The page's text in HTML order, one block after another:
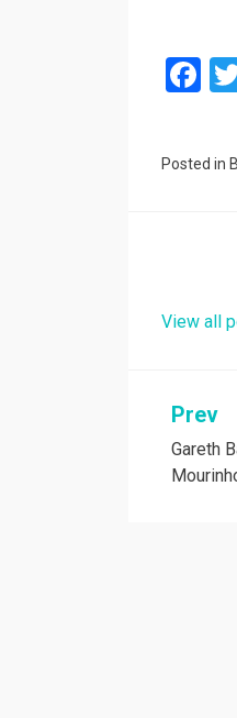
F
b
Posted in
View all
pos
Prev
Gareth